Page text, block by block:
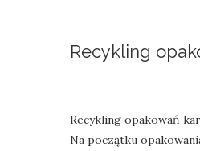
Recykling
Recykling opakowań
Na początku